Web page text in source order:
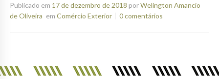
Publicado em 17 de dezembro de 2018 porWelington Amancio
de Oliveira em Comércio Exterior 0 comentários